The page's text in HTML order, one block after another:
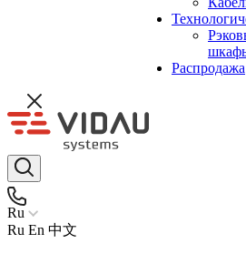
Распродажа
Ru
Ru En 中文